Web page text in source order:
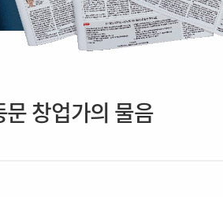
창업가의 물음